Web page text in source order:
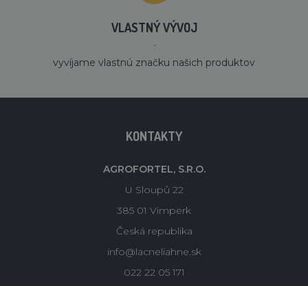
VLASTNÝ VÝVOJ
´
vyvíjame vlastnú značku našich produktov
KONTAKTY
AGROFORTEL, S.R.O.
U Sloupů 22
385 01 Vimperk
Česká republika
info@lacneliahne.sk
022 22 05 171